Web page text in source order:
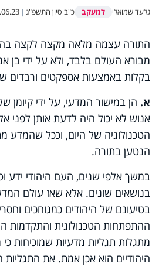
גלעד שמואלי למעקב כ"ב סיון התשפ"ג |
התורה עצמה מלאה מקצה לקצה
מבורא העולם בלבד, ולא על ידי בן
בקלות באמצעות אספקטים ורבדים
א. הן במישור המדעי, על ידי קיומן
אנוש לא יכול היה לדעת אותן לפני
הטכנולוגיה של היום, וככל
הנטען בתורה.
במשך אלפי שנים, העם היהודי ידע
בנושאים שונים. אלא שאז עולם
בטיעונם של היהודים כמגוחכים
ההתפתחות הטכנולוגית
מתגלות תגליות מדעיות שמוכיחות
היהודיים הוא אכן אמת. את התגליות